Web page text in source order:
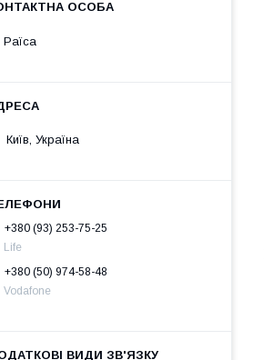
Раїса
Київ, Україна
+380 (93) 253-75-25
Life
+380 (50) 974-58-48
Vodafone